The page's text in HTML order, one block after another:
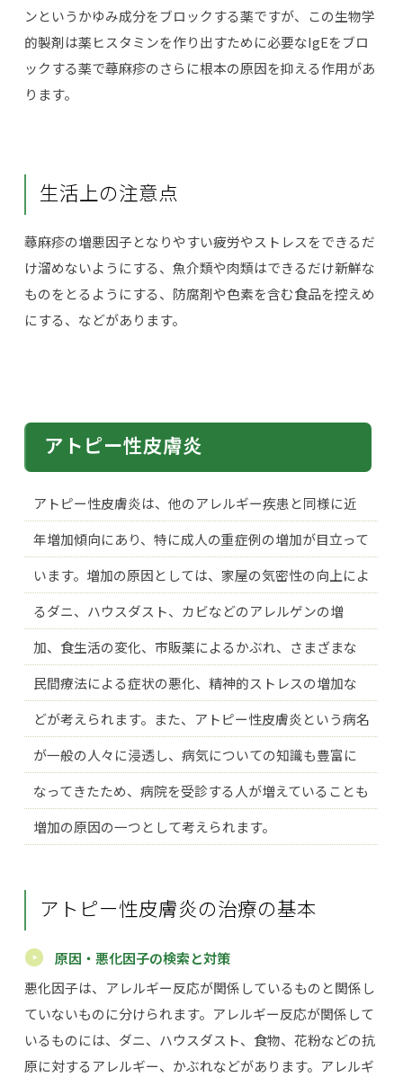
ンというかゆみ成分をブロックする薬ですが、この生物学
的製剤は薬ヒスタミンを作り出すために必要なIgEをブロ
ックする薬で蕁麻疹のさらに根本の原因を抑える作用があ
ります。
生活上の注意点
蕁麻疹の増悪因子となりやすい疲労やストレスをできるだ
け溜めないようにする、魚介類や肉類はできるだけ新鮮な
ものをとるようにする、防腐剤や色素を含む食品を控えめ
にする、などがあります。
アトピー性皮膚炎
アトピー性皮膚炎は、他のアレルギー疾患と同様に近
年増加傾向にあり、特に成人の重症例の増加が目立って
います。増加の原因としては、家屋の気密性の向上によ
るダニ、ハウスダスト、カビなどのアレルゲンの増
加、食生活の変化、市販薬によるかぶれ、さまざまな
民間療法による症状の悪化、精神的ストレスの増加な
どが考えられます。また、アトピー性皮膚炎という病名
が一般の人々に浸透し、病気についての知識も豊富に
なってきたため、病院を受診する人が増えていることも
増加の原因の一つとして考えられます。
アトピー性皮膚炎の治療の基本
原因・悪化因子の検索と対策
悪化因子は、アレルギー反応が関係しているものと関係し
ていないものに分けられます。アレルギー反応が関係して
いるものには、ダニ、ハウスダスト、食物、花粉などの抗
原に対するアレルギー、かぶれなどがあります。アレルギ